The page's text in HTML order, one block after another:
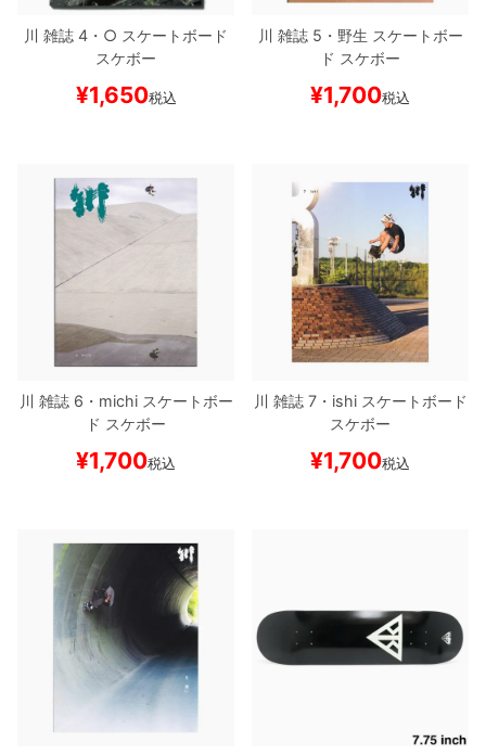
川 雑誌 4・○ スケートボード
スケボー
¥1,650税込
川 雑誌5・野生 スケートボー
ド スケボー
¥1,700税込
川 雑誌6・michiスケートボー
ド スケボー
¥1,700税込
川 雑誌7・ishiスケートボード
スケボー
¥1,700税込